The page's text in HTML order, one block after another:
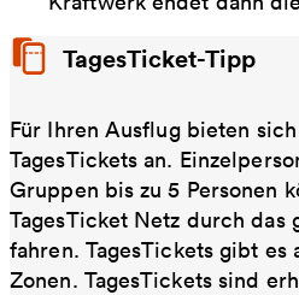
TagesTicket-Tipp
Für Ihren Ausflug bieten
TagesTickets an.
Gruppen bis zu 5 Personen
TagesTicket Netz durch das
fahren. TagesTickets gibt es
Zonen. TagesTickets sind